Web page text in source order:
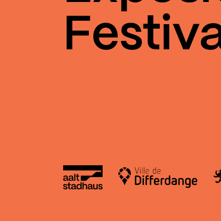
Aalt Stadhaus Ville de Differdange